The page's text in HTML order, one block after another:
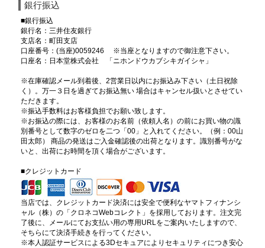
銀行振込
■銀行振込
銀行名：三井住友銀行
支店名：町田支店
口座番号：(当座)0059246 ※当座となりますので御注意下さい。
口座名：日本堂株式会社 「ニホンドウカブシキガイシャ」
※在庫確認メール到着後、2営業日以内にお振込み下さい（土日祝除
く）。万一３日を過ぎてお振込無い 場合はキャンセル扱いとさせてい
ただきます。
※振込手数料はお客様負担でお願い致します。
※お振込の際には、お客様のお名前（依頼人名）の前にお買い物の識
別番号として数字のゼロを二つ「00」と入れてください。（例：00山
田太郎） 商品の発送はご入金確認後の出荷となります。識別番号がな
いと、出荷にお時間を頂く場合がございます。
■クレジットカード
当店では、クレジットカード決済には安全で便利なヤマトフィナンシ
ャル（株）の「クロネコWebコレクト」を採用しております。注文完
了後に、メールにてお支払い用の専用URLをご案内いたしますので、
そちらにて決済手続きを行ってください。
※本人認証サービスによる3Dセキュアによりセキュリティにつき安心